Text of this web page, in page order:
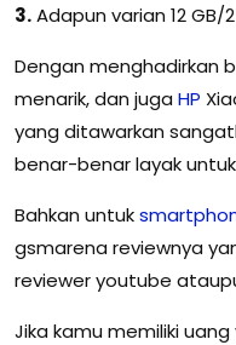
3.Adapun varian 12 GB/
Dengan menghadirkan
menarik, dan juga HP
yang ditawarkan
benar-benar layak
Bahkan untuk
gsmarena reviewnya
reviewer youtube
Jika kamu memiliki